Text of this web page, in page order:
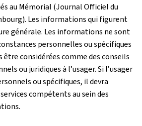
au Mémorial (Journal Officiel du
Les informations qui figurent
générale. Les informations ne sont
personnelles ou spécifiques
être considérées comme des conseils
ou juridiques à l’usager. Si l’usager
ou spécifiques, il devra
compétents au sein des